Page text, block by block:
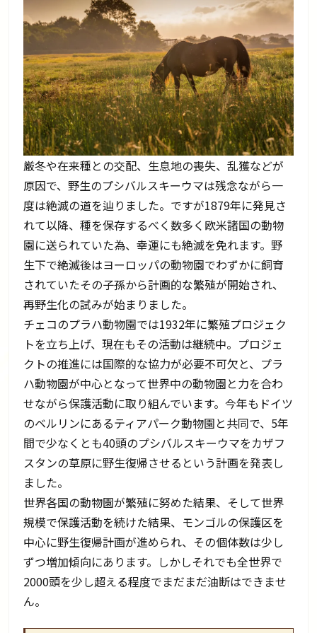
厳冬や在来種との交配、生息地の喪失、乱獲などが
原因で、野生のプシバルスキーウマは残念ながら一
度は絶滅の道を辿りました。ですが1879年に発見さ
れて以降、種を保存するべく数多く欧米諸国の動物
園に送られていた為、幸運にも絶滅を免れます。野
生下で絶滅後はヨーロッパの動物園でわずかに飼育
されていたその子孫から計画的な繁殖が開始され、
再野生化の試みが始まりました。
チェコのプラハ動物園では1932年に繁殖プロジェク
トを立ち上げ、現在もその活動は継続中。プロジェ
クトの推進には国際的な協力が必要不可欠と、プラ
ハ動物園が中心となって世界中の動物園と力を合わ
せながら保護活動に取り組んでいます。今年もドイツ
のベルリンにあるティアパーク動物園と共同で、5年
間で少なくとも40頭のプシバルスキーウマをカザフ
スタンの草原に野生復帰させるという計画を発表し
ました。
世界各国の動物園が繁殖に努めた結果、そして世界
規模で保護活動を続けた結果、モンゴルの保護区を
中心に野生復帰計画が進められ、その個体数は少し
ずつ増加傾向にあります。しかしそれでも全世界で
2000頭を少し超える程度でまだまだ油断はできませ
ん。